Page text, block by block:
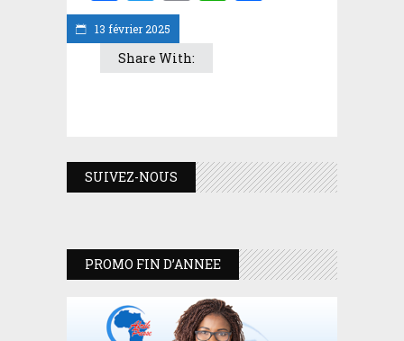
13 février 2025
Share With:
SUIVEZ-NOUS
PROMO FIN D’ANNEE